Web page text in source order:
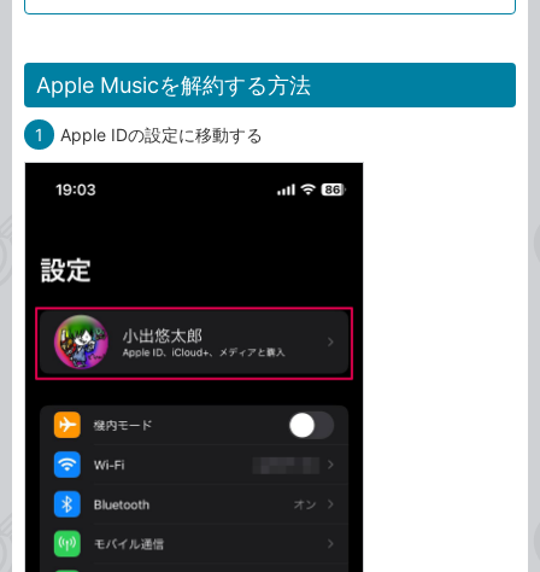
Apple Musicを解約する方法
1 Apple IDの設定に移動する